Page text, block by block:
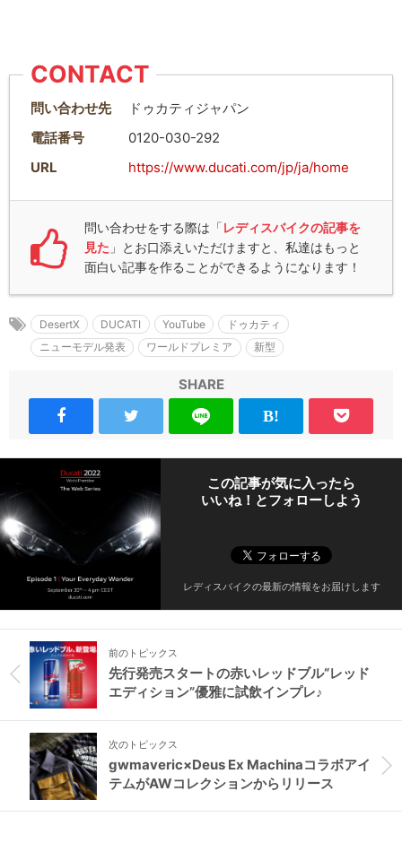
CONTACT
問い合わせ先
ドゥカティジャパン
電話番号
0120-030-292
URL
https://www.ducati.com/jp/ja/home
問い合わせをする際は「 レディスバイクの記事を
見た 」とお口添えいただけますと、私達はもっと
面白い記事を作ることができるようになります！
DesertX DUCATI YouTube
ドゥカティ
ニューモデル発表
ワールドプレミア 新型
SHARE
この記事が気に入ったら
いいね！とフォローしよう
レディスバイクの最新の情報をお届けします
前のトピックス
先行発売スタートの赤いレッドブル“レッド
エディション”優雅に試飲インプレ♪
次のトピックス
gwmaveric×Deus Ex Machinaコラボアイ
テムがAWコレクションからリリース